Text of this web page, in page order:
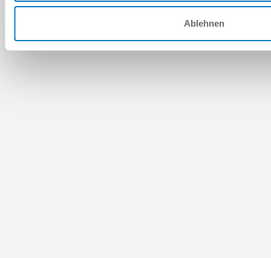
Ablehnen